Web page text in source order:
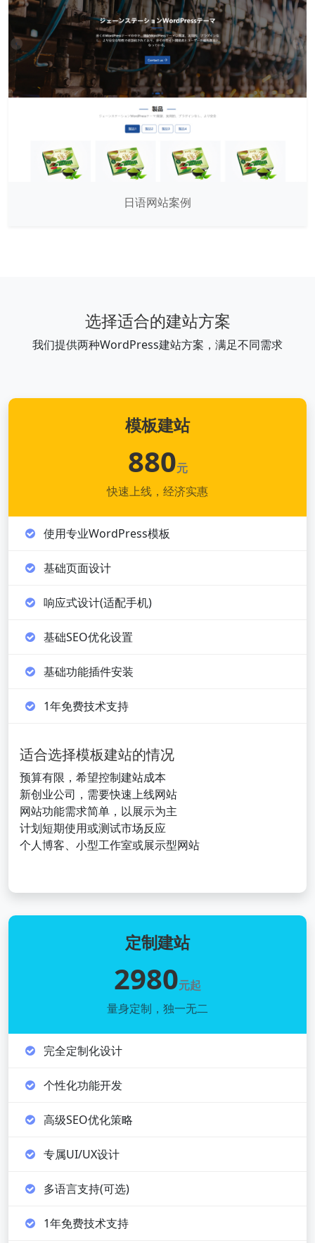
日语网站案例
选择适合的建站方案
我们提供两种WordPress建站方案，满足不同需求
模板建站
880元
快速上线，经济实惠
使用专业WordPress模板
基础页面设计
响应式设计(适配手机)
基础SEO优化设置
基础功能插件安装
1年免费技术支持
适合选择模板建站的情况
预算有限，希望控制建站成本
新创业公司，需要快速上线网站
网站功能需求简单，以展示为主
计划短期使用或测试市场反应
个人博客、小型工作室或展示型网站
定制建站
2980元起
量身定制，独一无二
完全定制化设计
个性化功能开发
高级SEO优化策略
专属UI/UX设计
多语言支持(可选)
1年免费技术支持